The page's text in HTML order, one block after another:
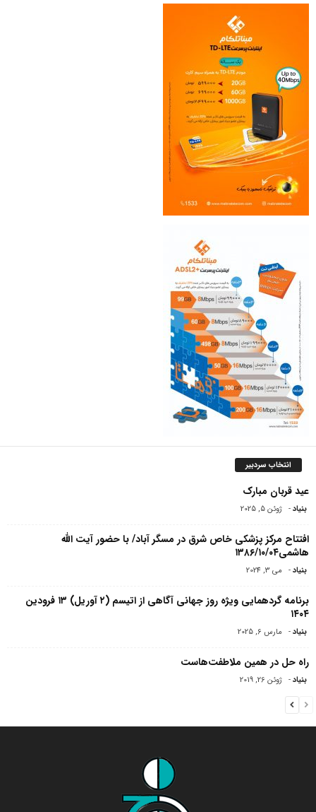
انتخاب سردبیر
عید قربان مبارک
بنیاد- ژوئن 5, 2025
افتتاح مرکز پزشکی خاص شرق در مسگر آباد/ با حضور آیت الله
هاشمی۱۳۸۶/۱۰/۰۴
بنیاد- می 3, 2024
برنامه گردهمایی ویژه روز جهانی آگاهی از اتیسم (۲ آوریل) ۱۳ فرودین
۱۴۰۴
بنیاد- مارس 6, 2025
راه حل در همین ملاطفت‌هاست
بنیاد- ژوئن 26, 2019